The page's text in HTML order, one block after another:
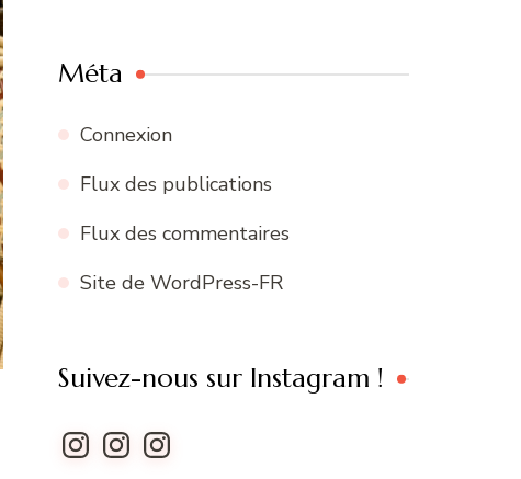
Méta
Connexion
Flux des publications
Flux des commentaires
Site de WordPress-FR
Suivez-nous sur Instagram !
Instagram
InstagramInstagram